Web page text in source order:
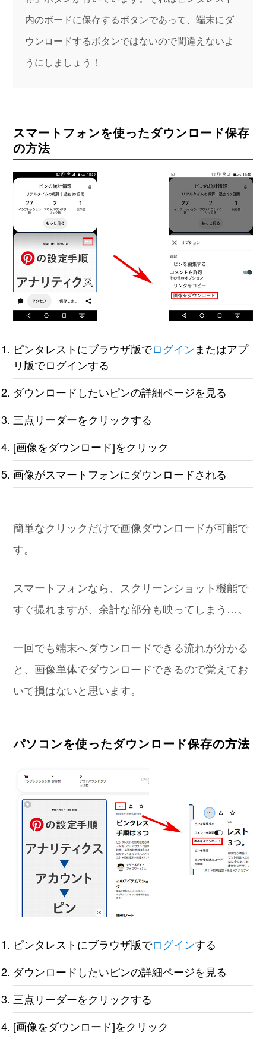
内のボードに保存するボタンであって、端末にダ
ウンロードするボタンではないので間違えないよ
うにしましょう！
スマートフォンを使ったダウンロード保存
の方法
ピンタレストにブラウザ版でログインまたはアプ
リ版でログインする
ダウンロードしたいピンの詳細ページを見る
三点リーダーをクリックする
[画像をダウンロード]をクリック
画像がスマートフォンにダウンロードされる
簡単なクリックだけで画像ダウンロードが可能で
す。
スマートフォンなら、スクリーンショット機能で
すぐ撮れますが、余計な部分も映ってしまう…。
一回でも端末へダウンロードできる流れが分かる
と、画像単体でダウンロードできるので覚えてお
いて損はないと思います。
パソコンを使ったダウンロード保存の方法
ピンタレストにブラウザ版でログインする
ダウンロードしたいピンの詳細ページを見る
三点リーダーをクリックする
[画像をダウンロード]をクリック